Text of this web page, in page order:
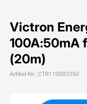
Victron
100A:50mA
(20m)
Artikel-Nr.: CTR110002050